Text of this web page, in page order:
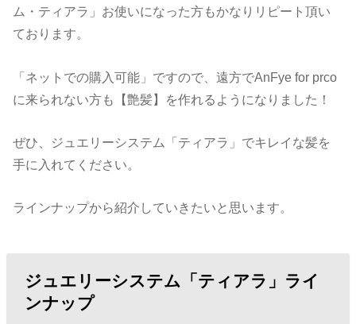
ム・ティアラ」お使いになった方もかなりリピート頂い
ております。
「ネットでの購入可能」ですので、遠方でAnFye for prco
に来られない方も【艶髪】を作れるようになりました！
ぜひ、ジュエリーシステム「ティアラ」でキレイな髪を
手に入れてください。
ラインナップから紹介していきたいと思います。
ジュエリーシステム「ティアラ」ライ
ンナップ